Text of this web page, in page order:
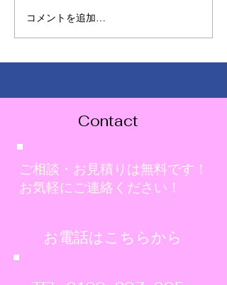
ショールームのぼり旗を
コメントを追加…
Contact
ご相談・お見積りは無料です！
お気軽にご連絡ください！
​お電話はこちらから